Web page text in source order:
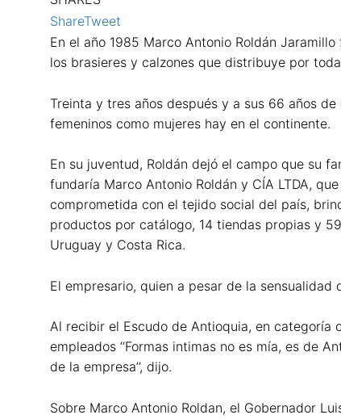
ShareTweet
En el año 1985 Marco Antonio Roldán
los brasieres y calzones que distribuye por
Treinta y tres años después y a sus 66 años
femeninos como mujeres hay en el continente.
En su juventud, Roldán dejó el campo que su
fundaría Marco Antonio Roldán y CÍA LTDA,
comprometida con el tejido social del país,
productos por catálogo, 14 tiendas propias y
Uruguay y Costa Rica.
El empresario, quien a pesar de la
Al recibir el Escudo de Antioquia, en categoría
empleados ‘‘Formas intimas no es mía, es de
de la empresa’’, dijo.
Sobre Marco Antonio Roldan, el Gobernador